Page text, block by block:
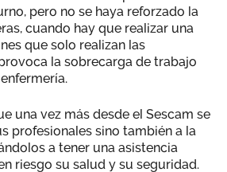
pero no se haya reforzado la
cuando hay que realizar una
que solo realizan las
la sobrecarga de trabajo
una vez más desde el Sescam se
profesionales sino también a la
a tener una asistencia
riesgo su salud y su seguridad.